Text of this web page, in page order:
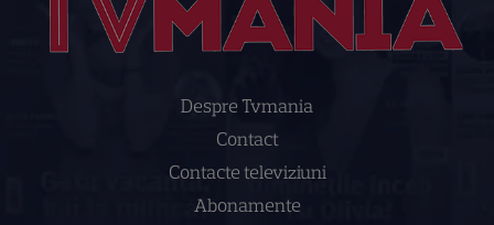
Despre Tvmania
Contact
Contacte televiziuni
Abonamente